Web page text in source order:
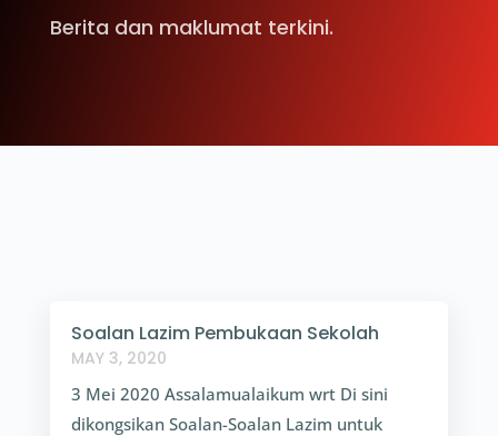
Berita dan maklumat terkini.
Soalan Lazim Pembukaan Sekolah
MAY 3, 2020
3 Mei 2020 Assalamualaikum wrt Di sini
dikongsikan Soalan-Soalan Lazim untuk